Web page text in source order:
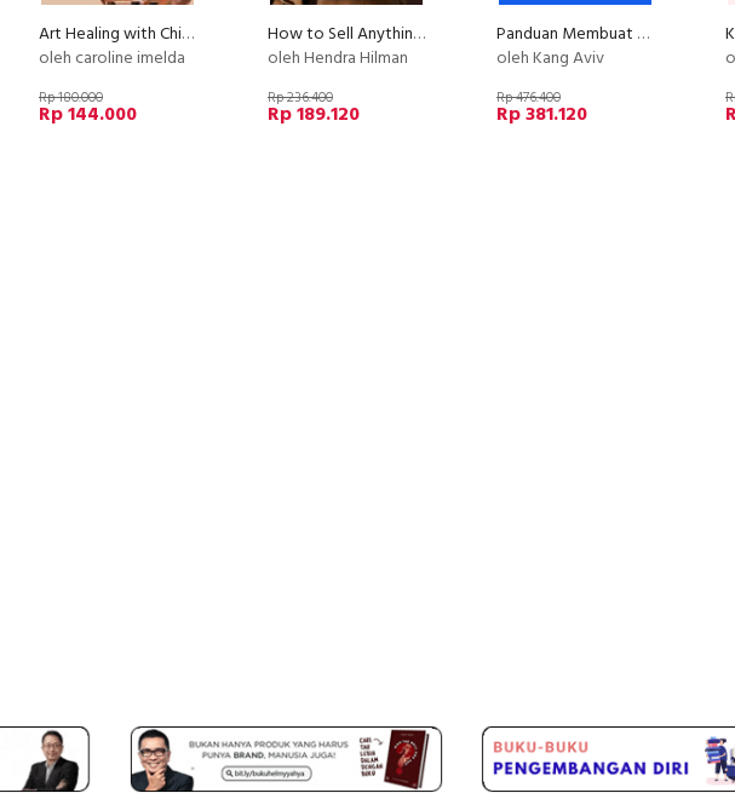
Art Healing with Chinese Painting - 2nd Basic Stroke of Chinese Painting : Plum Blossom
oleh caroline imelda
Rp 180.000
Rp 144.000
How to Sell Anything, Anytime, Anywhere to Anyone (PLATINUM)
oleh Hendra Hilman
Rp 236.400
Rp 189.120
Panduan Membuat Kursus Online Terlengkap di Indonesia
oleh Kang Aviv
Rp 476.400
Rp 381.120